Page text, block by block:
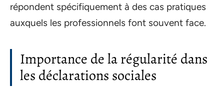
répondent spécifiquement à des cas pratiques
auxquels les professionnels font souvent face.
Importance de la régularité dans
les déclarations sociales